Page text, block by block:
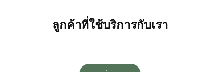
ลูกค้าที่ใช้บริการกับเรา